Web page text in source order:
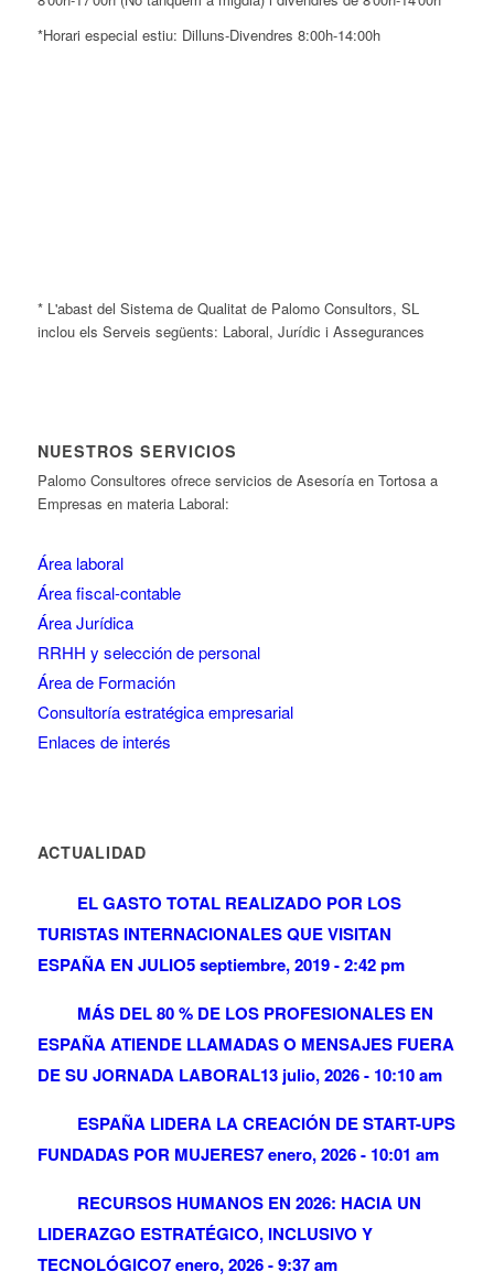
*Horari especial estiu: Dilluns-Divendres 8:00h-14:00h
* L'abast del Sistema de Qualitat de Palomo Consultors, SL
inclou els Serveis següents: Laboral, Jurídic i Assegurances
NUESTROS SERVICIOS
Palomo Consultores ofrece servicios de Asesoría en Tortosa a
Empresas en materia Laboral:
Área laboral
Área fiscal-contable
Área Jurídica
RRHH y selección de personal
Área de Formación
Consultoría estratégica empresarial
Enlaces de interés
ACTUALIDAD
EL GASTO TOTAL REALIZADO POR LOS
TURISTAS INTERNACIONALES QUE VISITAN
ESPAÑA EN JULIO5 septiembre, 2019 - 2:42 pm
MÁS DEL 80 % DE LOS PROFESIONALES EN
ESPAÑA ATIENDE LLAMADAS O MENSAJES FUERA
DE SU JORNADA LABORAL13 julio, 2026 - 10:10 am
ESPAÑA LIDERA LA CREACIÓN DE START-UPS
FUNDADAS POR MUJERES7 enero, 2026 - 10:01 am
RECURSOS HUMANOS EN 2026: HACIA UN
LIDERAZGO ESTRATÉGICO, INCLUSIVO Y
TECNOLÓGICO7 enero, 2026 - 9:37 am